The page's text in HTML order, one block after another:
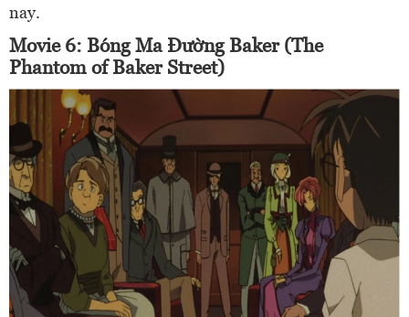
nay.
Movie 6: Bóng Ma Đường Baker (The
Phantom of Baker Street)